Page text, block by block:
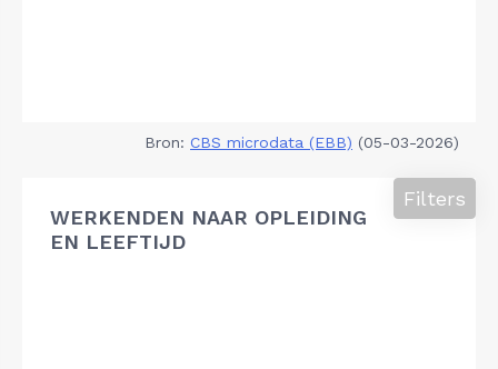
Bron: CBS microdata (EBB) (05-03-2026)
WERKENDEN NAAR OPLEIDING
EN LEEFTIJD
Filters